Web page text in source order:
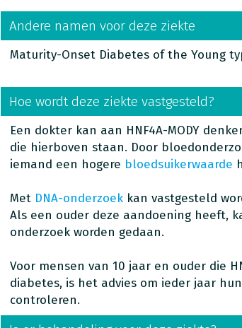
Andere namen voor deze ziekte
Maturity-Onset Diabetes of the Young
Hoe wordt deze ziekte vastgesteld?
Een dokter kan aan HNF4A-MODY
die hierboven staan. Door
iemand een hogere bloedsuikerwaarde
Met DNA-onderzoekkan vastgesteld
Als een ouder deze aandoening heeft,
onderzoek worden gedaan.
Voor mensen van 10 jaar en ouder die
diabetes, is het advies om ieder jaar
controleren.